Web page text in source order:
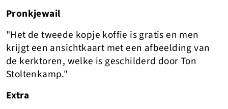
Pronkjewail
"Het de tweede kopje koffie is gratis en men
krijgt een ansichtkaart met een afbeelding van
de kerktoren, welke is geschilderd door Ton
Stoltenkamp."
Extra